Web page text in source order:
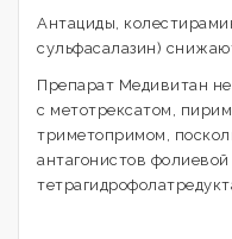
Антациды,
сульфасалазин)
Препарат Медивитан
с метотрексатом,
триметопримом,
антагонистов